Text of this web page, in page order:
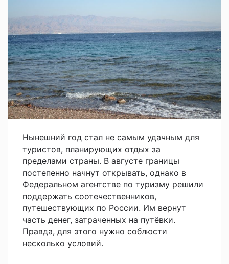
Нынешний год стал не самым удачным для
туристов, планирующих отдых за
пределами страны. В августе границы
постепенно начнут открывать, однако в
Федеральном агентстве по туризму решили
поддержать соотечественников,
путешествующих по России. Им вернут
часть денег, затраченных на путёвки.
Правда, для этого нужно соблюсти
несколько условий.